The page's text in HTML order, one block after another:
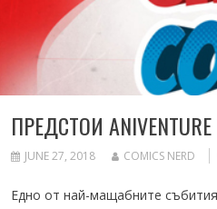
ПРЕДСТОИ ANIVENTURE
JUNE 27, 2018 COMICS NERD
Eдно от най-мащабните